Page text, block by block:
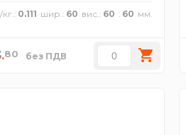
0.111 шир. 60 вис. 60 60
.80 без ПДВ